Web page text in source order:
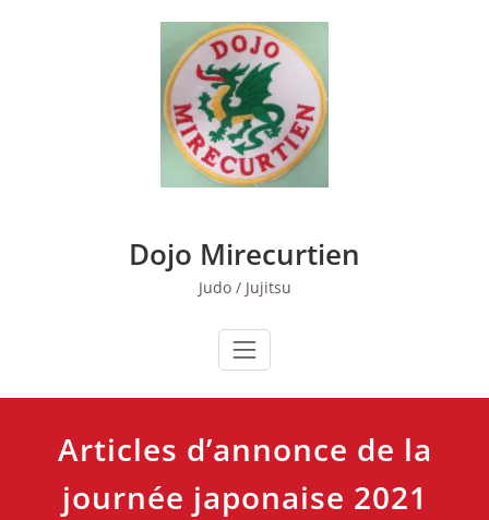
Dojo Mirecurtien
Judo / Jujitsu
Articles d’annonce de la
journée japonaise 2021